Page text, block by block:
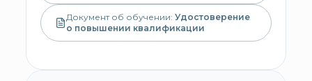
Документ об обучении: Удостоверение
о повышении квалификации